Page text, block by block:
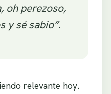
oh perezoso,
y sé sabio”.
relevante hoy.